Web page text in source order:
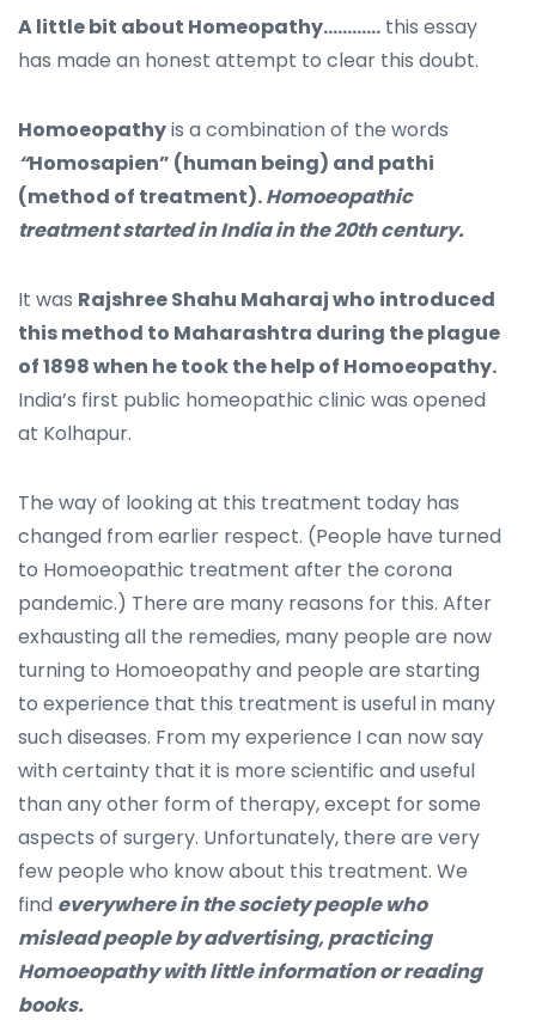
A little bit about Homeopathy………… this essay
has made an honest attempt to clear this doubt.
Homoeopathyis a combination of the words
“Homosapien” (human being) and pathi
(method of treatment).Homoeopathic
treatment started in India in the 20th century.
It was Rajshree Shahu Maharaj who introduced
this method to Maharashtra during the plague
of 1898 when he took the help of Homoeopathy.
India’s first public homeopathic clinic was opened
at Kolhapur.
The way of looking at this treatment today has
changed from earlier respect. (People have turned
to Homoeopathic treatment after the corona
pandemic.) There are many reasons for this. After
exhausting all the remedies, many people are now
turning to Homoeopathy and people are starting
to experience that this treatment is useful in many
such diseases. From my experience I can now say
with certainty that it is more scientific and useful
than any other form of therapy, except for some
aspects of surgery. Unfortunately, there are very
few people who know about this treatment. We
find everywhere in the society people who
mislead people by advertising, practicing
Homoeopathy with little information or reading
books.